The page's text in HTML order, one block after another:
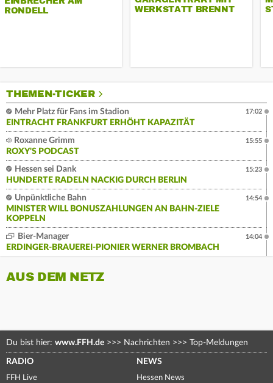
RONDELL
WERKSTATT BRENNT
THEMEN-TICKER
Mehr Platz für Fans im Stadion
EINTRACHT FRANKFURT ERHÖHT KAPAZITÄT
17:02
Roxanne Grimm
ROXY'S PODCAST
15:55
Hessen sei Dank
HUNDERTE RADELN NACKIG DURCH BERLIN
15:23
Unpünktliche Bahn
MINISTER WILL BONUSZAHLUNGEN AN BAHN-ZIELE
KOPPELN
14:54
Bier-Manager
ERDINGER-BRAUEREI-PIONIER WERNER BROMBACH
14:04
AUS DEM NETZ
Du bist hier: www.FFH.de >>> Nachrichten >>> Top-Meldungen
RADIO
FFH Live
NEWS
Hessen News